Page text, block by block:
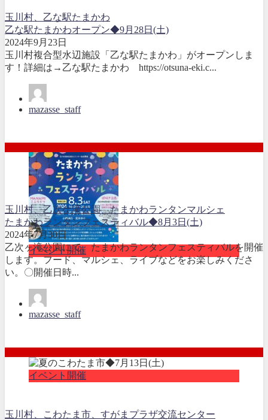
玉川村、乙な駅たまかわ
乙な駅たまかわオープン◆9月28日(土)
2024年9月23日
玉川村複合型水辺施設「乙な駅たまかわ」がオープンしま
す！詳細は→乙な駅たまかわ https://otsuna-eki.c...
mazasse_staff
イベント開催
玉川村、乙次ケ滝公園、たまかわランタンマルシェ
たまかわランタンフェスティバル◆8月3日(土)
2024年7月30日
乙次ヶ滝公園にて、たまかわランタンフェスティバルを開催
します。フード、マルシェ、ライブなどをお楽しみくださ
い。〇開催日時...
mazasse_staff
イベント開催
玉川村、こわたま市、すがまプラザ交流センター